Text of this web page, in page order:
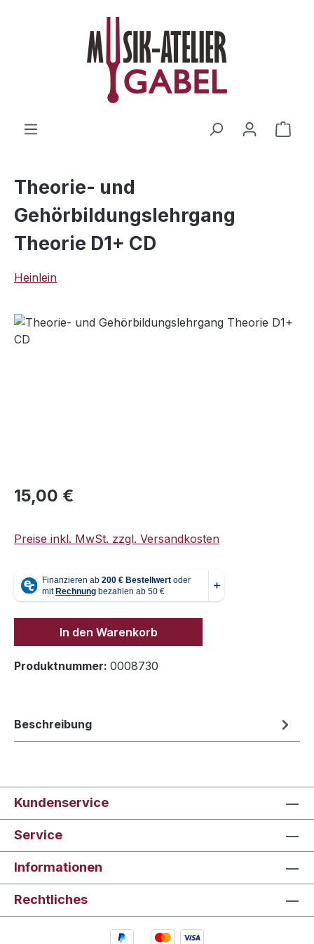
Zum Hauptinhalt springen
Theorie- und
Gehörbildungslehrgang
Theorie D1+ CD
Heinlein
Bildergalerie überspringen
Regulärer Preis:
15,00 €
Preise inkl. MwSt. zzgl. Versandkosten
In den Warenkorb
Produktnummer: 0008730
Beschreibung
Kundenservice
Service
Informationen
Rechtliches